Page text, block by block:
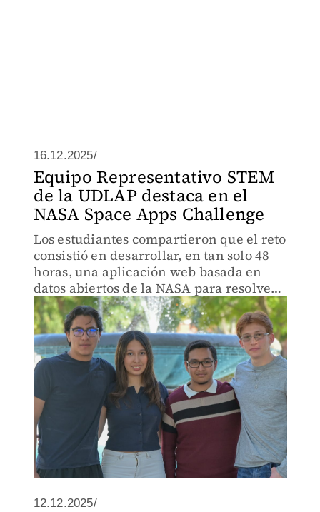
16.12.2025/
Equipo Representativo STEM
de la UDLAP destaca en el
NASA Space Apps Challenge
Los estudiantes compartieron que el reto
consistió en desarrollar, en tan solo 48
horas, una aplicación web basada en
datos abiertos de la NASA para resolver
problemáticas reales.
12.12.2025/